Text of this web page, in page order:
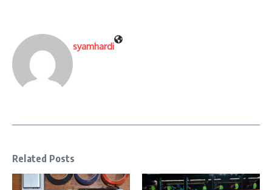
syamhardi
Related Posts